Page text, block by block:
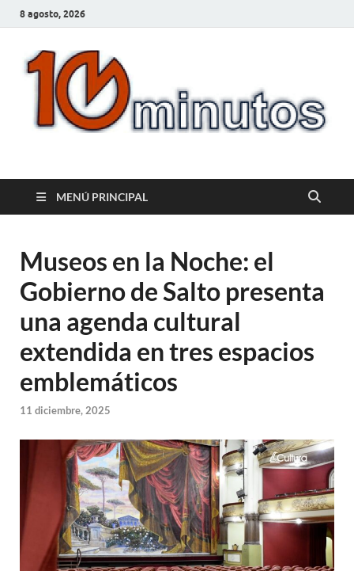
8 agosto, 2026
10minutos.com.uy
MENÚ PRINCIPAL
Museos en la Noche: el
Gobierno de Salto presenta
una agenda cultural
extendida en tres espacios
emblemáticos
11 diciembre, 2025